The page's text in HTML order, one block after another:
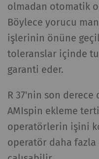
olmadan otomatik
Böylece yorucu
işlerinin önüne
toleranslar içinde
garanti eder.
R 37'nin son derece
AMIspin ekleme
operatörlerin işini
operatör daha